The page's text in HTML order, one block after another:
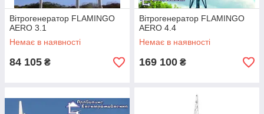
Вітрогенератор FLAMINGO
AERO 3.1
Немає в наявності
84 105 ₴
Вітрогенератор FLAMINGO
AERO 4.4
Немає в наявності
169 100 ₴